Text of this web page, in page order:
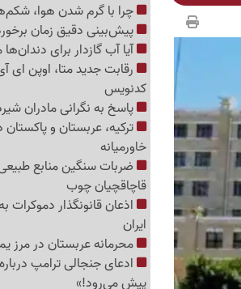
چرا با گرم شدن هوا،
پیش‌بینی دقیق زمان
آیا آب گازدار برای
رقابت جدید متا، اوپن
کدنویس
پاسخ به نگرانی مادران
ترکیه، عربستان و
خاورمیانه
ضربات سنگین منابع
قاچاقچیان چوب
اذعان قانونگذار دموکرات
ایران
محرمانه عربستان در مرز
ادعای جنجالی ترامپ
پیش می‌رود!»